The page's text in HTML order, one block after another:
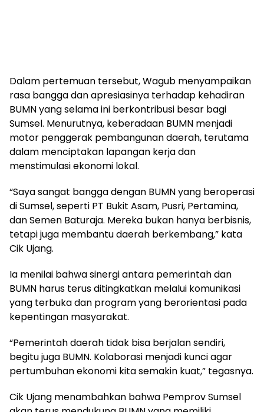
Dalam pertemuan tersebut, Wagub menyampaikan
rasa bangga dan apresiasinya terhadap kehadiran
BUMN yang selama ini berkontribusi besar bagi
Sumsel. Menurutnya, keberadaan BUMN menjadi
motor penggerak pembangunan daerah, terutama
dalam menciptakan lapangan kerja dan
menstimulasi ekonomi lokal.
“Saya sangat bangga dengan BUMN yang beroperasi
di Sumsel, seperti PT Bukit Asam, Pusri, Pertamina,
dan Semen Baturaja. Mereka bukan hanya berbisnis,
tetapi juga membantu daerah berkembang,” kata
Cik Ujang.
Ia menilai bahwa sinergi antara pemerintah dan
BUMN harus terus ditingkatkan melalui komunikasi
yang terbuka dan program yang berorientasi pada
kepentingan masyarakat.
“Pemerintah daerah tidak bisa berjalan sendiri,
begitu juga BUMN. Kolaborasi menjadi kunci agar
pertumbuhan ekonomi kita semakin kuat,” tegasnya.
Cik Ujang menambahkan bahwa Pemprov Sumsel